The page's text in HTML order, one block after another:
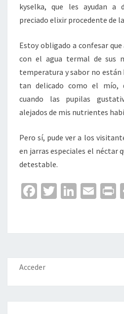
kyselka, que les ayudan a
preciado elixir procedente de
Estoy obligado a confesar
con el agua termal de sus
temperatura y sabor no están
tan delicado como el mío,
cuando las pupilas
alejados de mis nutrientes
Pero sí, pude ver a los
en jarras especiales el néctar
detestable.
Fa
o
o
k
T
er
Li
dI
n
E
l
Acceder